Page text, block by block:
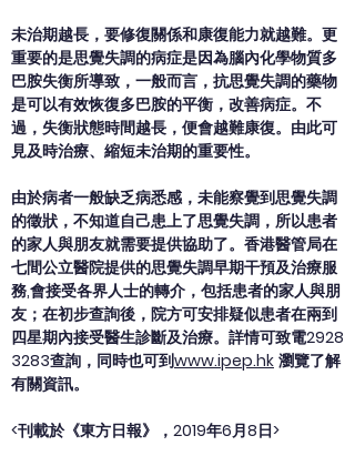
未治期越長，要修復關係和康復能力就越難。更
重要的是思覺失調的病症是因為腦內化學物質多
巴胺失衡所導致，一般而言，抗思覺失調的藥物
是可以有效恢復多巴胺的平衡，改善病症。不
過，失衡狀態時間越長，便會越難康復。由此可
見及時治療、縮短未治期的重要性。
由於病者一般缺乏病悉感，未能察覺到思覺失調
的徵狀，不知道自己患上了思覺失調，所以患者
的家人與朋友就需要提供協助了。香港醫管局在
七間公立醫院提供的思覺失調早期干預及治療服
務,會接受各界人士的轉介，包括患者的家人與朋
友；在初步查詢後，院方可安排疑似患者在兩到
四星期內接受醫生診斷及治療。詳情可致電2928
3283查詢，同時也可到www.ipep.hk 瀏覽了解
有關資訊。
<刊載於《東方日報》，2019年6月8日>